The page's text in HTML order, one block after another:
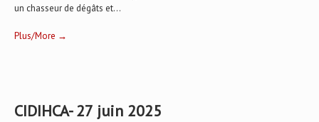
un chasseur de dégâts et...
Plus/More →
CIDIHCA- 27 juin 2025